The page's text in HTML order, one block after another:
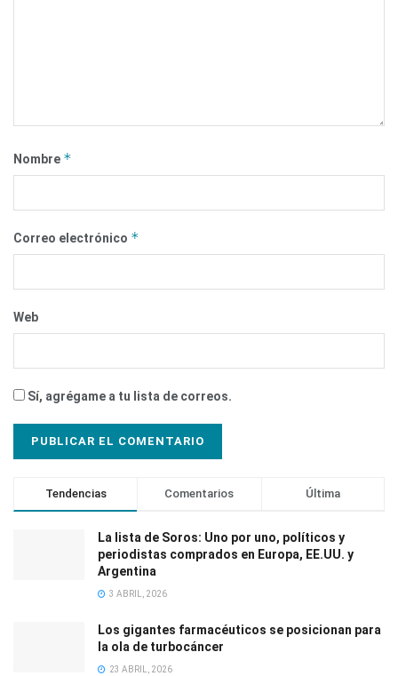
Nombre *
Correo electrónico *
Web
Sí, agrégame a tu lista de correos.
Tendencias Comentarios Última
La lista de Soros: Uno por uno, políticos y
periodistas comprados en Europa, EE.UU. y
Argentina
3 ABRIL, 2026
Los gigantes farmacéuticos se posicionan para
la ola de turbocáncer
23 ABRIL, 2026